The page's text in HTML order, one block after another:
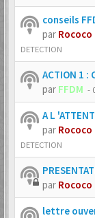
conseils
par Rococo
DETECTION
ACTION 1 :
par FFDM -
A L
par Rococo
DETECTION
par Rococo
lettre